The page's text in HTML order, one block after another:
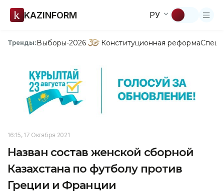
KAZINFORM РУ
Тренды:Выборы-2026 Конституционная реформа
16:15, 17 Октября 2021
Назван состав женской сборной
Казахстана по футболу против
Греции и Франции